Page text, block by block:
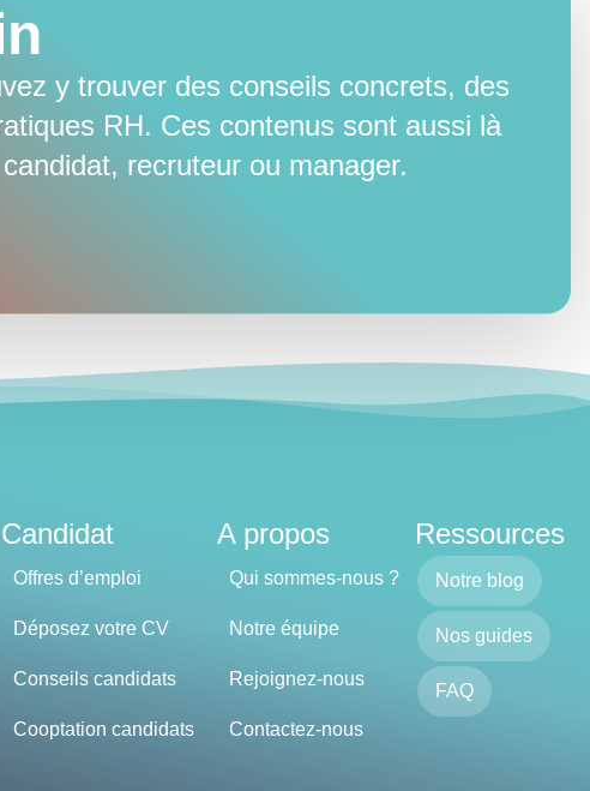
y trouver des conseils concrets, des
RH. Ces contenus sont aussi là
recruteur ou manager.
Candidat
Offres d’emploi
Déposez votre CV
Conseils candidats
Cooptation candidats
A propos
Qui sommes-nous ?
Notre équipe
Rejoignez-nous
Contactez-nous
Ressources
Notre blog
Nos guides
FAQ